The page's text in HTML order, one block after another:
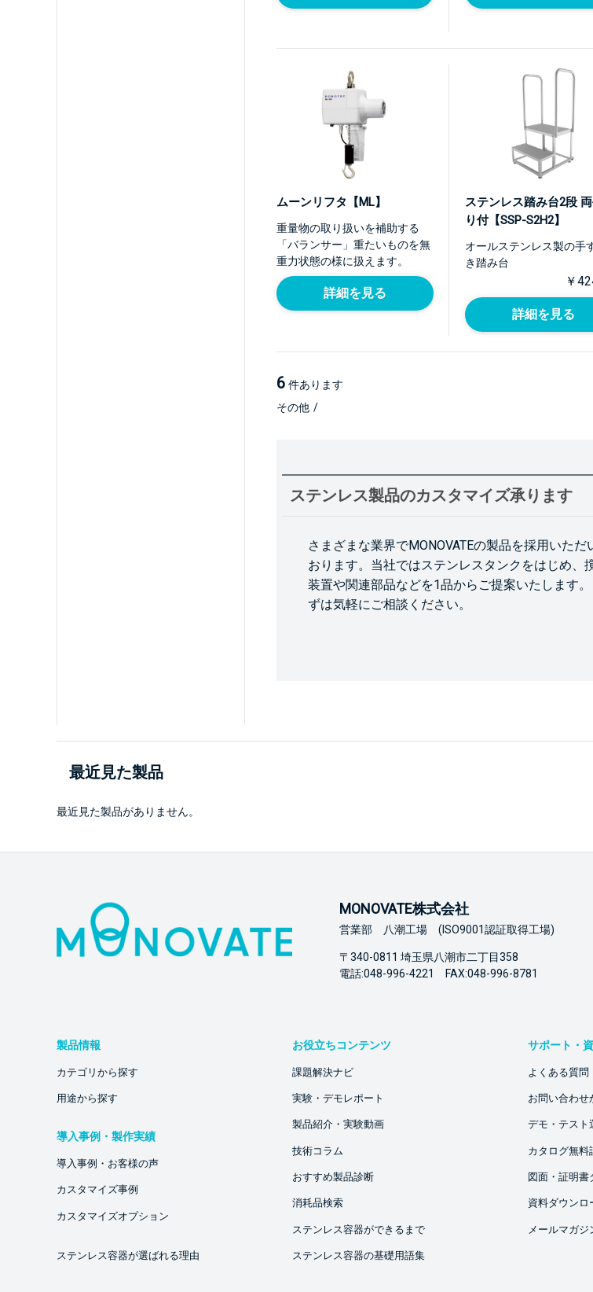
ムーンリフタ【ML】
重量物の取り扱いを補助する
「バランサー」重たいものを無
重力状態の様に扱えます。
詳細を見る
ステンレス踏み台2段
り付【SSP-S2H2】
オールステンレス製の手
き踏み台
￥
詳細を見る
6 件あります
その他 /
ステンレス製品のカスタマイズ承ります
さまざまな業界でMONOVATEの製品を採用いただ
おります。当社ではステンレスタンクをはじめ、
装置や関連部品などを1品からご提案いたします。
ずは気軽にご相談ください。
最近見た製品
最近見た製品がありません。
MONOVATE株式会社
営業部 八潮工場 (ISO9001認証取得工場)
〒340-0811 埼玉県八潮市二丁目358
電話:048-996-4221 FAX:048-996-8781
製品情報
カテゴリから探す
用途から探す
導入事例・製作実績
導入事例・お客様の声
カスタマイズ事例
カスタマイズオプション
ステンレス容器が選ばれる理由
お役立ちコンテンツ
課題解決ナビ
実験・デモレポート
製品紹介・実験動画
技術コラム
おすすめ製品診断
消耗品検索
ステンレス容器ができるまで
ステンレス容器の基礎用語集
サポート・
よくある質問
お問い合わせ
デモ・テスト
カタログ無料
図面・証明書
資料ダウンロ
メールマガジ